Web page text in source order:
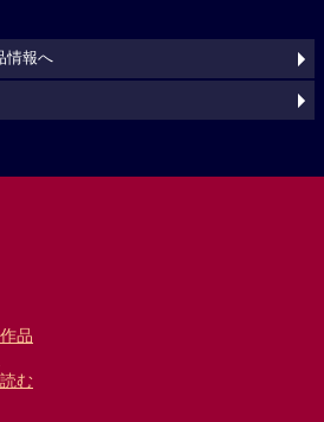
情報へ
品
む